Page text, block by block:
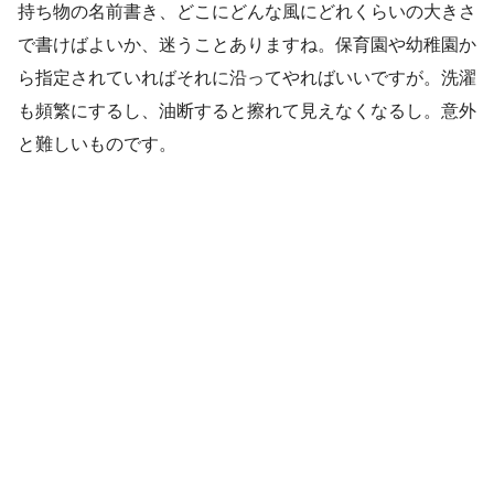
持ち物の名前書き、どこにどんな風にどれくらいの大きさ
で書けばよいか、迷うことありますね。保育園や幼稚園か
ら指定されていればそれに沿ってやればいいですが。洗濯
も頻繁にするし、油断すると擦れて見えなくなるし。意外
と難しいものです。